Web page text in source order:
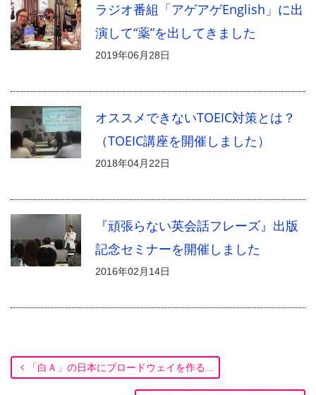
ラジオ番組「アゲアゲEnglish」に出
演して“薬”を出してきました
2019年06月28日
オススメできないTOEIC対策とは？
（TOEIC講座を開催しました）
2018年04月22日
『頑張らない英会話フレーズ』出版
記念セミナーを開催しました
2016年02月14日
「白Ａ」の日本にブロードウェイを作る...